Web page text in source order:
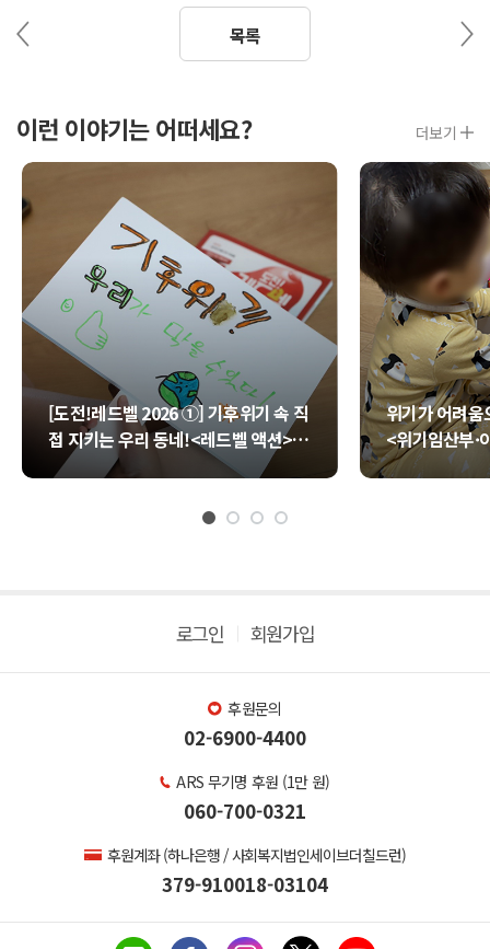
목록
이런 이야기는 어떠세요? 더보기
[도전!레드벨 2026 ①] 기후위기 속 직
접 지키는 우리 동네!<레드벨 액션>
📢
위기가 어려
<위기임산부·
사업>
로그인 회원가입
후원문의
02-6900-4400
ARS 무기명 후원 (1만 원)
060-700-0321
후원계좌 (하나은행 / 사회복지법인세이브더칠드런)
379-910018-03104